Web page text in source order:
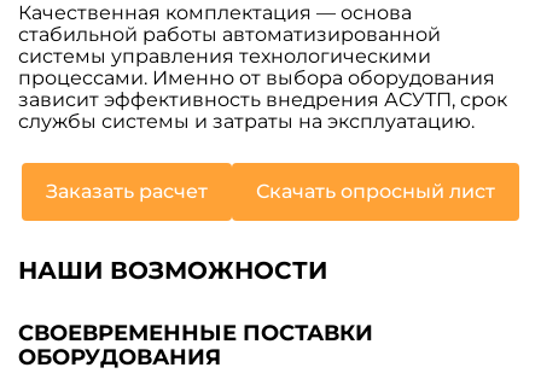
Качественная комплектация — основа
стабильной работы автоматизированной
системы управления технологическими
процессами. Именно от выбора оборудования
зависит эффективность внедрения АСУТП, срок
службы системы и затраты на эксплуатацию.
Заказать расчет Скачать опросный лист
НАШИ ВОЗМОЖНОСТИ
СВОЕВРЕМЕННЫЕ ПОСТАВКИ
ОБОРУДОВАНИЯ